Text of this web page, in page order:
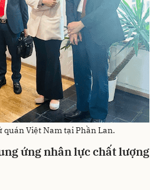
Việt Nam tại Phần Lan.
ứng nhân lực chất lượng